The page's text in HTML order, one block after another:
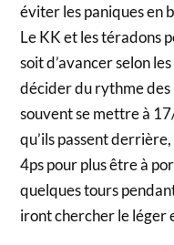
éviter les paniques en
Le KK et les téradons
soit d’avancer selon
décider du rythme
souvent se mettre à
qu’ils passent
4ps pour plus être à
quelques tours
iront chercher le léger